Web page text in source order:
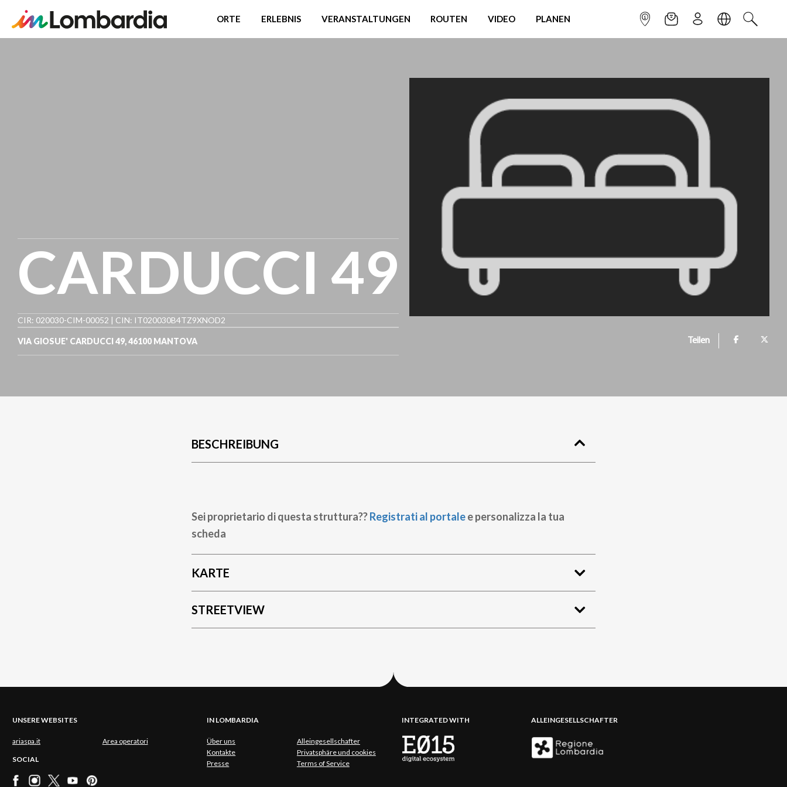
ORTE ERLEBNIS VERANSTALTUNGEN ROUTEN VIDEO PLANEN INFOPUNKTNEWSLETTER
ANMELDENSPRACHESUCHEN
CARDUCCI 49
CIR: 020030-CIM-00052 | CIN: IT020030B4TZ9XNOD2
VIA GIOSUE' CARDUCCI 49,46100 MANTOVA Teilen
BESCHREIBUNG
Sei proprietario di questa struttura??Registrati al portalee personalizza la tua
scheda
KARTE
STREETVIEW
UNSERE WEBSITES
ariaspa.it Area operatori
SOCIAL
IN LOMBARDIA
Über uns
Alleingesellschafter
Kontakte
Privatsphäre und cookies
Presse
Terms of Service
INTEGRATED WITH ALLEINGESELLSCHAFTER